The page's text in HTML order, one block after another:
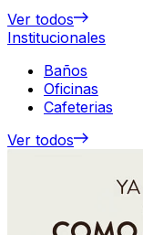
Ver todos
Institucionales
Baños
Oficinas
Cafeterias
Ver todos